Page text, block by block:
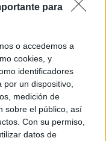
para
o accedemos a
cookies, y
identificadores
un dispositivo,
medición de
sobre el público, así
Con su permiso,
datos de